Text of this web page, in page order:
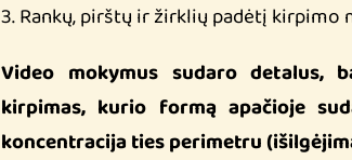
3. Rankų, pirštų ir žirklių padėtį kirpimo
Video mokymus sudaro detalus,
kirpimas, kurio formą apačioje
koncentracija ties perimetru